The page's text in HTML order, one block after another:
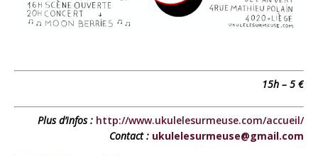
15h – 5 €
Plus d’infos : http://www.ukulelesurmeuse.com/accueil/
Contact : ukulelesurmeuse@gmail.com